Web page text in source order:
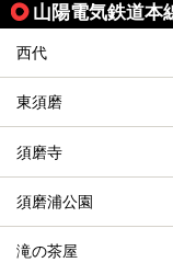
山陽電気鉄道本
西代
東須磨
須磨寺
須磨浦公園
滝の茶屋